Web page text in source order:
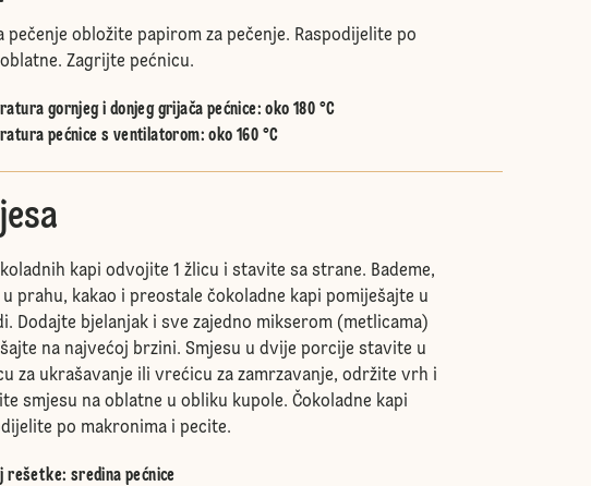
pečenje obložite papirom za pečenje. Raspodijelite po
Zagrijte pećnicu.
gornjeg i donjeg grijača pećnice: oko 180 °C
pećnice s ventilatorom: oko 160 °C
kapi odvojite 1 žlicu i stavite sa strane. Bademe,
prahu, kakao i preostale čokoladne kapi pomiješajte u
Dodajte bjelanjak i sve zajedno mikserom (metlicama)
na najvećoj brzini. Smjesu u dvije porcije stavite u
za ukrašavanje ili vrećicu za zamrzavanje, održite vrh i
smjesu na oblatne u obliku kupole. Čokoladne kapi
po makronima i pecite.
rešetke: sredina pećnice